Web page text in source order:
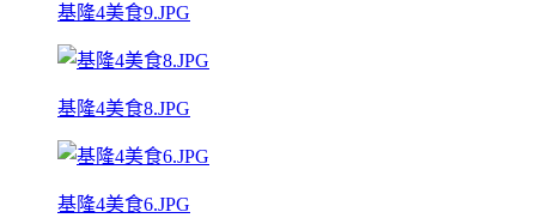
基隆4美食9.JPG
基隆4美食8.JPG
基隆4美食6.JPG